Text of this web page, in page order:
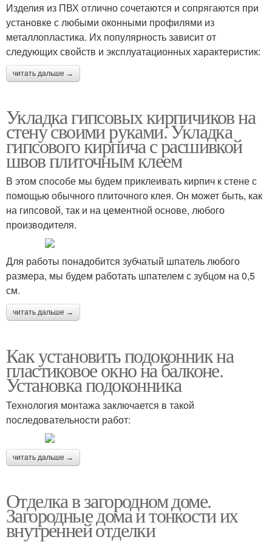
Изделия из ПВХ отлично сочетаются и сопрягаются при
установке с любыми оконными профилями из
металлопластика. Их популярность зависит от
следующих свойств и эксплуатационных характеристик:
читать дальше →
Укладка гипсовых кирпичиков на
стену своими руками. Укладка
гипсового кирпича с расшивкой
швов плиточным клеем
В этом способе мы будем приклеивать кирпич к стене с
помощью обычного плиточного клея. Он может быть, как
на гипсовой, так и на цементной основе, любого
производителя.
Для работы понадобится зубчатый шпатель любого
размера, мы будем работать шпателем с зубцом на 0,5
см.
читать дальше →
Как установить подоконник на
пластиковое окно на балконе.
Установка подоконника
Технология монтажа заключается в такой
последовательности работ:
читать дальше →
Отделка в загородном доме.
Загородные дома и тонкости их
внутренней отделки